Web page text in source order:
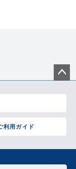
利用ガイド
ジト
へ